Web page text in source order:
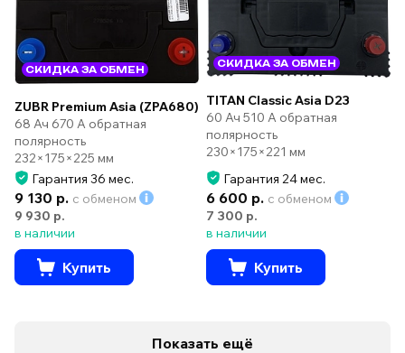
СКИДКА ЗА ОБМЕН
ZUBR Premium Asia (ZPA680)
68 Ач 670 А обратная
полярность
232×175×225 мм
Гарантия 36 мес.
9 130 р. с обменом
9 930 р.
в наличии
Купить
СКИДКА ЗА ОБМЕН
TITAN Classic Asia D23
60 Ач 510 А обратная
полярность
230×175×221 мм
Гарантия 24 мес.
6 600 р. с обменом
7 300 р.
в наличии
Купить
Показать ещё